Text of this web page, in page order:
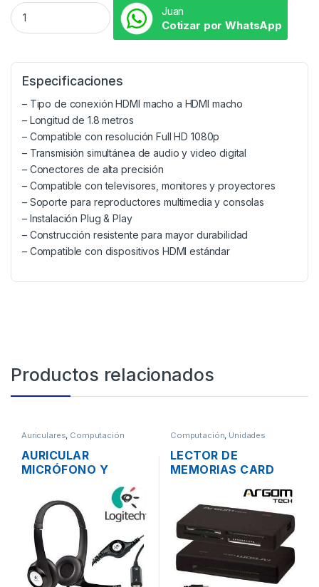
Juan
Cotizar por WhatsApp
Especificaciones
– Tipo de conexión HDMI macho a HDMI macho
– Longitud de 1.8 metros
– Compatible con resolución Full HD 1080p
– Transmisión simultánea de audio y video digital
– Conectores de alta precisión
– Compatible con televisores, monitores y proyectores
– Soporte para reproductores multimedia y consolas
– Instalación Plug & Play
– Construcción resistente para mayor durabilidad
– Compatible con dispositivos HDMI estándar
Productos relacionados
Auriculares Computación
AURICULAR
MICRÓFONO Y
VOLUMEN LOGITECH
H390 USB
Computación Unidades
Opticas - Lectores
LECTOR DE
MEMORIAS CARD
ARGOM 88R USB 2.0
TODO EN 1